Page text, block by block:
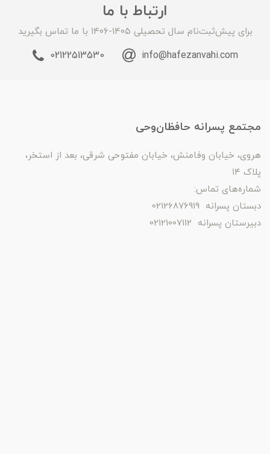
ارتباط با ما
برای پیش‌ثبت‌نام سال تحصیلی ۱۴۰۵-۱۴۰۶ با ما تماس بگیرید
info@hafezanvahi.com
02122513530
مجتمع پسرانه حافظان‌وحی
هروی، خیابان وفامنش، خیابان مفتوحی شرقی، بعد از استخر،
پلاک ۱۴
شماره‌های تماس:
دبستان پسرانه 02126876919
دبیرستان پسرانه 02121007112